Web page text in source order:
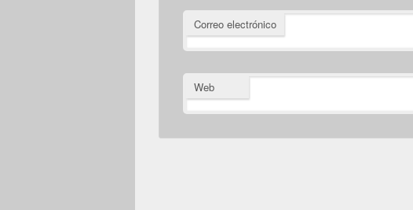
Correo electrónico
Web